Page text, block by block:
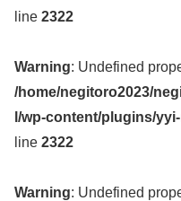
line 2322
Warning: Undefined
/home/negitoro2023/
l/wp-content/plugins/
line 2322
Warning: Undefined